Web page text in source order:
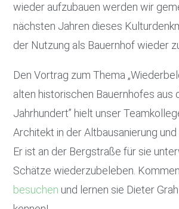
wieder aufzubauen werden wir
nächsten Jahren dieses
der Nutzung als Bauernhof wieder
Den Vortrag zum Thema
alten historischen Bauernhofes aus
Jahrhundert” hielt unser
Architekt in der Altbausanierung und
Er ist an der Bergstraße für sie
Schätze wiederzubeleben.
besuchen und lernen sie Dieter